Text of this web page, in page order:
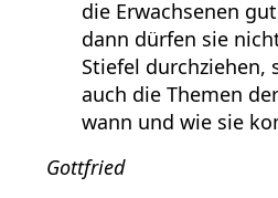
die Erwachsenen
dann dürfen sie
Stiefel durchziehen,
auch die Themen
wann und wie sie
Gottfried